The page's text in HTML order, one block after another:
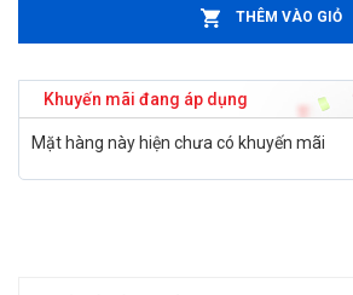
THÊM VÀO GIỎ
Khuyến mãi đang áp dụng
Mặt hàng này hiện chưa có khuyến mãi